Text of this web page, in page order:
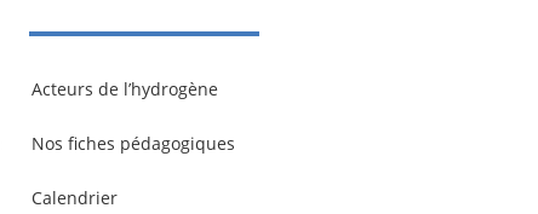
Acteurs de l’hydrogène
Nos fiches pédagogiques
Calendrier